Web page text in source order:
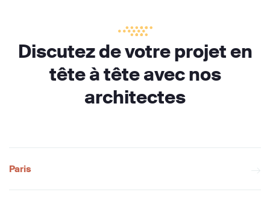
Discutez de votre projet en
tête à tête avec nos
architectes
Paris